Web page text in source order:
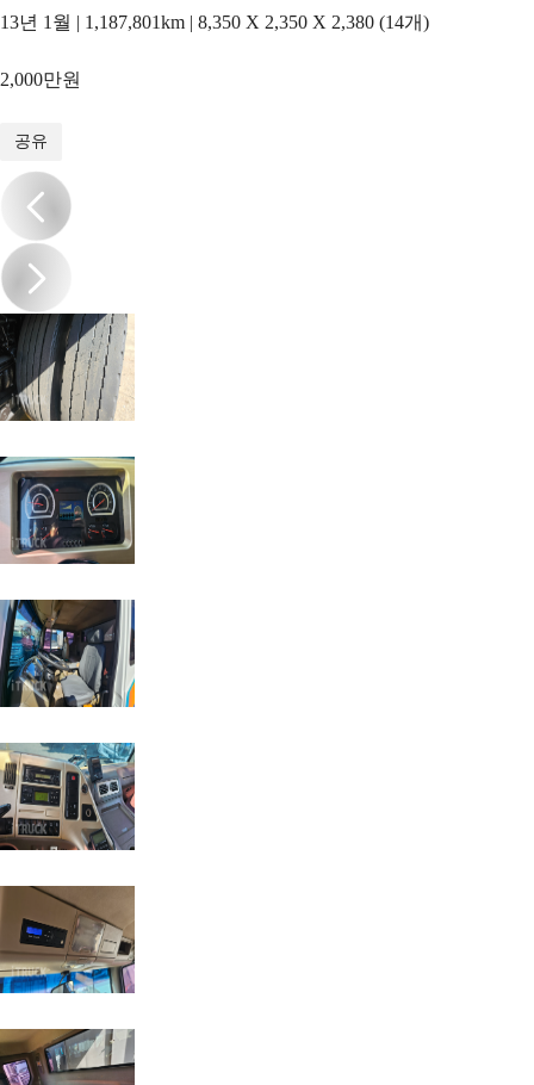
13년 1월 | 1,187,801km | 8,350 X 2,350 X 2,380 (14개)
2,000만원
공유
/16